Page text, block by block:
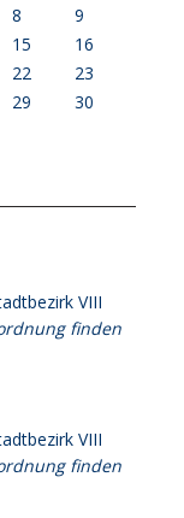
8
9
15
16
22
23
29
30
VIII
finden
VIII
finden